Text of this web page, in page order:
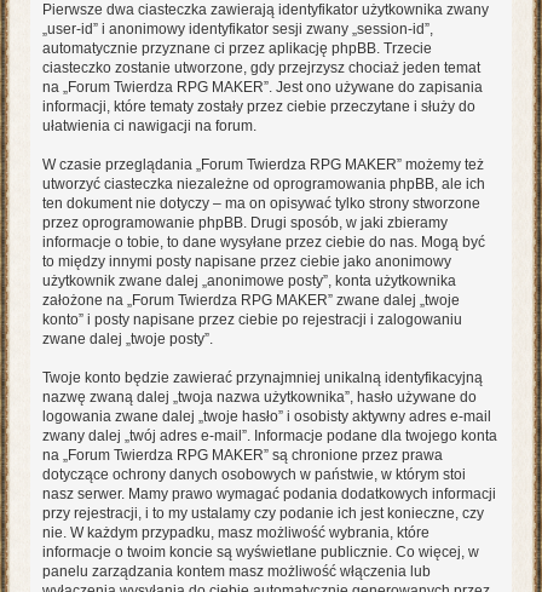
Pierwsze dwa ciasteczka zawierają identyfikator użytkownika zwany
„user-id” i anonimowy identyfikator sesji zwany „session-id”,
automatycznie przyznane ci przez aplikację phpBB. Trzecie
ciasteczko zostanie utworzone, gdy przejrzysz chociaż jeden temat
na „Forum Twierdza RPG MAKER”. Jest ono używane do zapisania
informacji, które tematy zostały przez ciebie przeczytane i służy do
ułatwienia ci nawigacji na forum.
W czasie przeglądania „Forum Twierdza RPG MAKER” możemy też
utworzyć ciasteczka niezależne od oprogramowania phpBB, ale ich
ten dokument nie dotyczy – ma on opisywać tylko strony stworzone
przez oprogramowanie phpBB. Drugi sposób, w jaki zbieramy
informacje o tobie, to dane wysyłane przez ciebie do nas. Mogą być
to między innymi posty napisane przez ciebie jako anonimowy
użytkownik zwane dalej „anonimowe posty”, konta użytkownika
założone na „Forum Twierdza RPG MAKER” zwane dalej „twoje
konto” i posty napisane przez ciebie po rejestracji i zalogowaniu
zwane dalej „twoje posty”.
Twoje konto będzie zawierać przynajmniej unikalną identyfikacyjną
nazwę zwaną dalej „twoja nazwa użytkownika”, hasło używane do
logowania zwane dalej „twoje hasło” i osobisty aktywny adres e-mail
zwany dalej „twój adres e-mail”. Informacje podane dla twojego konta
na „Forum Twierdza RPG MAKER” są chronione przez prawa
dotyczące ochrony danych osobowych w państwie, w którym stoi
nasz serwer. Mamy prawo wymagać podania dodatkowych informacji
przy rejestracji, i to my ustalamy czy podanie ich jest konieczne, czy
nie. W każdym przypadku, masz możliwość wybrania, które
informacje o twoim koncie są wyświetlane publicznie. Co więcej, w
panelu zarządzania kontem masz możliwość włączenia lub